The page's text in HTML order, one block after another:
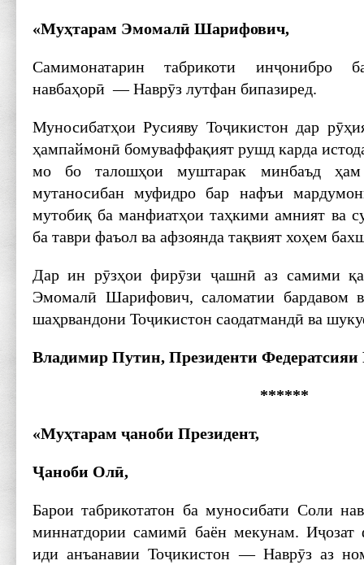
«Муҳтарам Эмомалӣ Шарифович,
Самимонатарин табрикоти инҷонибро
навбаҳорӣ — Наврӯз лутфан бипазиред.
Муносибатҳои Русияву Тоҷикистон дар
ҳампаймонӣ бомуваффақият рушд карда
мо бо талошҳои муштарак минбаъд ҳам
мутаносибан муфидро бар нафъи
мутобиқ ба манфиатҳои таҳкими амният ва
ба таври фаъол ва афзоянда тақвият хоҳем
Дар ин рӯзҳои фирӯзи ҷашнӣ аз самими
Эмомалӣ Шарифович, саломатии бардавом
шаҳрвандони Тоҷикистон саодатмандӣ ва
Владимир Путин, Президенти Федератсияи
******
«Муҳтарам ҷаноби Президент,
Ҷаноби Олӣ,
Барои табрикотатон ба муносибати Соли
миннатдории самимӣ баён мекунам. Иҷозат
иди анъанавии Тоҷикистон — Наврӯз аз